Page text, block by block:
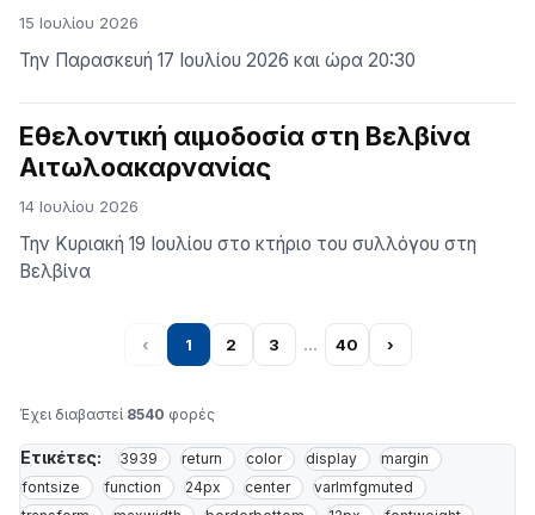
15 Ιουλίου 2026
Την Παρασκευή 17 Ιουλίου 2026 και ώρα 20:30
Εθελοντική αιμοδοσία στη Βελβίνα
Αιτωλοακαρνανίας
14 Ιουλίου 2026
Την Κυριακή 19 Ιουλίου στο κτήριο του συλλόγου στη
Βελβίνα
‹ 1 2 3 … 40 ›
Έχει διαβαστεί 8540 φορές
Ετικέτες: 3939 return color display
margin
fontsize
function 24px center
varlmfgmuted